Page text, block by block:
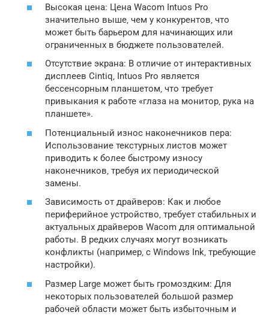
Высокая цена: Цена Wacom Intuos Pro
значительно выше‚ чем у конкурентов‚ что
может быть барьером для начинающих или
ограниченных в бюджете пользователей.
Отсутствие экрана: В отличие от интерактивных
дисплеев Cintiq‚ Intuos Pro является
бессенсорным планшетом‚ что требует
привыкания к работе «глаза на монитор‚ рука на
планшете».
Потенциальный износ наконечников пера:
Использование текстурных листов может
приводить к более быстрому износу
наконечников‚ требуя их периодической
замены.
Зависимость от драйверов: Как и любое
периферийное устройство‚ требует стабильных и
актуальных драйверов Wacom для оптимальной
работы. В редких случаях могут возникать
конфликты (например‚ с Windows Ink‚ требующие
настройки).
Размер Large может быть громоздким: Для
некоторых пользователей большой размер
рабочей области может быть избыточным и